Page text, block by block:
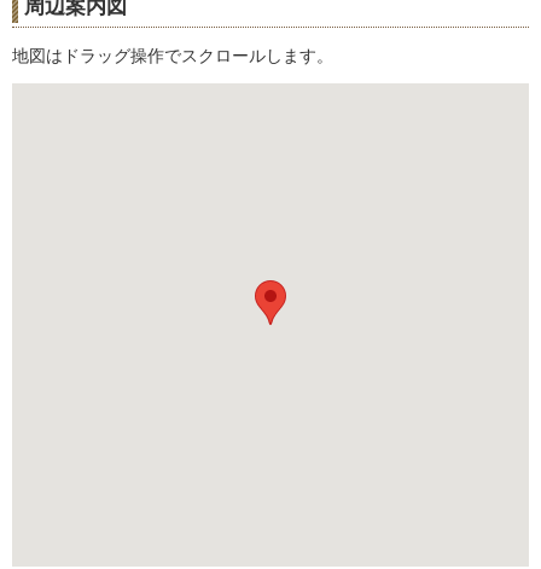
周辺案内図
地図はドラッグ操作でスクロールします。